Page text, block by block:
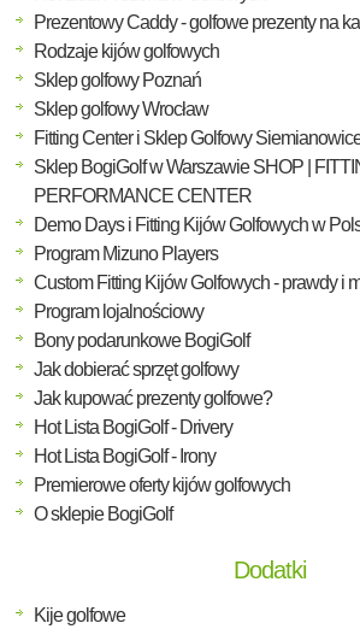
Prezentowy Caddy - golfowe prezenty na
Rodzaje kijów golfowych
Sklep golfowy Poznań
Sklep golfowy Wrocław
Fitting Center i Sklep Golfowy
Sklep BogiGolf w Warszawie SHOP |
PERFORMANCE CENTER
Demo Days i Fitting Kijów Golfowych w
Program Mizuno Players
Custom Fitting Kijów Golfowych - prawdy i
Program lojalnościowy
Bony podarunkowe BogiGolf
Jak dobierać sprzęt golfowy
Jak kupować prezenty golfowe?
Hot Lista BogiGolf - Drivery
Hot Lista BogiGolf - Irony
Premierowe oferty kijów golfowych
O sklepie BogiGolf
Dodatki
Kije golfowe